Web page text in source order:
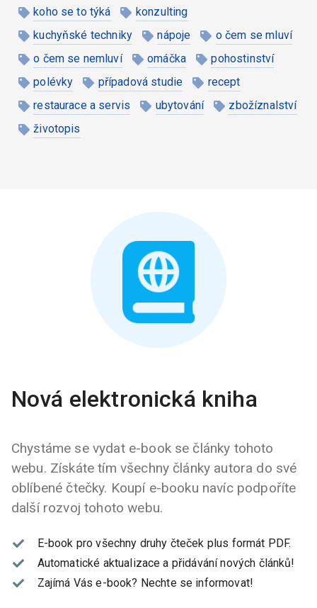
koho se to týká
konzulting
kuchyňské techniky
nápoje
o čem se mluví
o čem se nemluví
omáčka
pohostinství
polévky
případová studie
recept
restaurace a servis
ubytování
zbožíznalství
životopis
Nová elektronická kniha
Chystáme se vydat e-book se články tohoto
webu. Získáte tím všechny články autora do své
oblíbené čtečky. Koupí e-booku navíc podpoříte
další rozvoj tohoto webu.
E-book pro všechny druhy čteček plus formát PDF.
Automatické aktualizace a přidávání nových článků!
Zajímá Vás e-book? Nechte se informovat!